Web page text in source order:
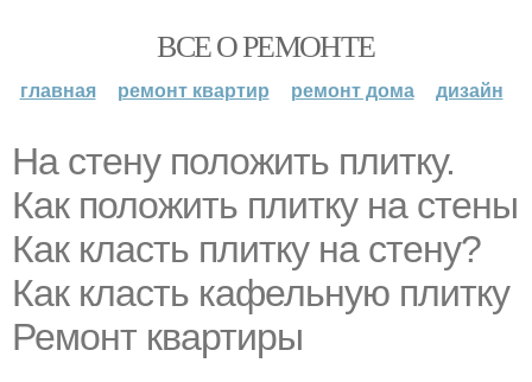
ВСЕ О РЕМОНТЕ
главная ремонт квартир ремонт дома дизайн
На стену положить плитку.
Как положить плитку на стены
Как класть плитку на стену?
Как класть кафельную плитку
Ремонт квартиры